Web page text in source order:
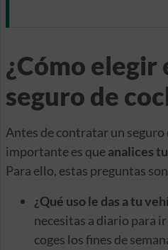
¿Cómo elegir
seguro de
Antes de contratar un seguro
importante es queanalices
Para ello, estas preguntas
¿Qué uso le das a tu
necesitas a diario para
coges los fines de